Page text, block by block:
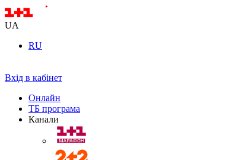
UA
RU
Вхід в кабінет
Онлайн
ТБ програма
Канали